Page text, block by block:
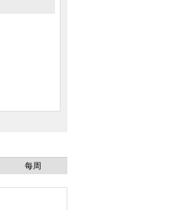
震惊罕见一幕 海狮猎杀鲨鱼瞬间
每周